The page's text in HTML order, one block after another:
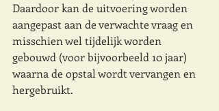
Daardoor kan de uitvoering worden
aangepast aan de verwachte vraag en
misschien wel tijdelijk worden
gebouwd (voor bijvoorbeeld 10 jaar)
waarna de opstal wordt vervangen en
hergebruikt.